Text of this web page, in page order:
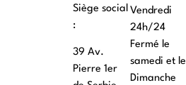
Siège social
:
39 Av.
Pierre 1er
Vendredi
24h/24
Fermé le
samedi et le
Dimanche